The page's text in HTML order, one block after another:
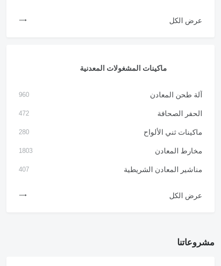
عرض الكل
ماكينات المشغولات المعدنية
آلة طحن المعادن 960
الحفر الصحافة 472
ماكينات ثني الألواح 280
مخارط المعادن 1803
مناشير المعادن الشريطية 407
عرض الكل
مشروعاتنا